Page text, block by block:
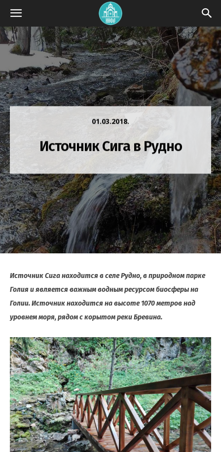
01.03.2018.
Источник Сига в Рудно
Источник Сига находится в селе Рудно, в природном парке
Голия и является важным водным ресурсом биосферы на
Голии. Источник находится на высоте 1070 метров над
уровнем моря, рядом с корытом реки Бревина.